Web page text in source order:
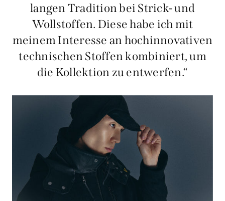
langen Tradition bei Strick- und
Wollstoffen. Diese habe ich mit
meinem Interesse an hochinnovativen
technischen Stoffen kombiniert, um
die Kollektion zu entwerfen.“